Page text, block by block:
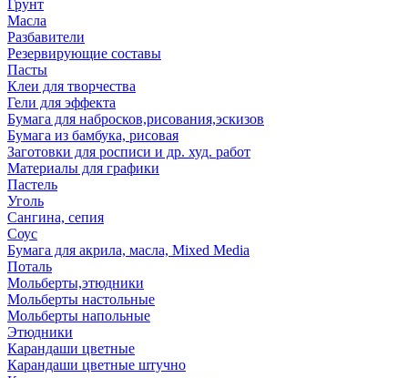
Грунт
Масла
Разбавители
Резервирующие составы
Пасты
Клеи для творчества
Гели для эффекта
Бумага для набросков,рисования,эскизов
Бумага из бамбука, рисовая
Заготовки для росписи и др. худ. работ
Материалы для графики
Пастель
Уголь
Сангина, сепия
Соус
Бумага для акрила, масла, Mixed Media
Поталь
Мольберты,этюдники
Мольберты настольные
Мольберты напольные
Этюдники
Карандаши цветные
Карандаши цветные штучно